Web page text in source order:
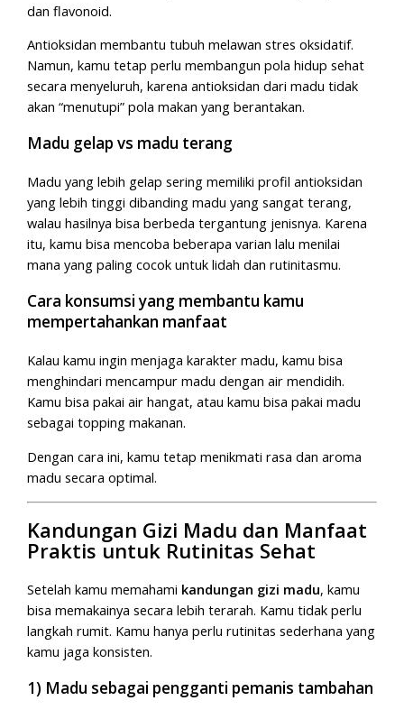
dan flavonoid.
Antioksidan membantu tubuh melawan stres oksidatif.
Namun, kamu tetap perlu membangun pola hidup sehat
secara menyeluruh, karena antioksidan dari madu tidak
akan “menutupi” pola makan yang berantakan.
Madu gelap vs madu terang
Madu yang lebih gelap sering memiliki profil antioksidan
yang lebih tinggi dibanding madu yang sangat terang,
walau hasilnya bisa berbeda tergantung jenisnya. Karena
itu, kamu bisa mencoba beberapa varian lalu menilai
mana yang paling cocok untuk lidah dan rutinitasmu.
Cara konsumsi yang membantu kamu
mempertahankan manfaat
Kalau kamu ingin menjaga karakter madu, kamu bisa
menghindari mencampur madu dengan air mendidih.
Kamu bisa pakai air hangat, atau kamu bisa pakai madu
sebagai topping makanan.
Dengan cara ini, kamu tetap menikmati rasa dan aroma
madu secara optimal.
Kandungan Gizi Madu dan Manfaat
Praktis untuk Rutinitas Sehat
Setelah kamu memahami kandungan gizi madu, kamu
bisa memakainya secara lebih terarah. Kamu tidak perlu
langkah rumit. Kamu hanya perlu rutinitas sederhana yang
kamu jaga konsisten.
1) Madu sebagai pengganti pemanis tambahan